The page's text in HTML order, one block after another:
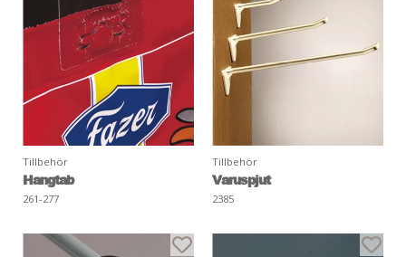
Tillbehör
Hangtab
261-277
Tillbehör
Varuspjut
2385